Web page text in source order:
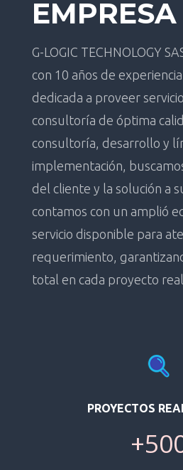
EMPRESA
G-LOGIC TECHNOLOGY
con 10 años de
dedicada a proveer
consultoría de óptima
consultoría, desarrollo y
implementación,
del cliente y la solución a
contamos con un amplió
servicio disponible para
requerimiento,
total en cada proyecto
PROYECTOS